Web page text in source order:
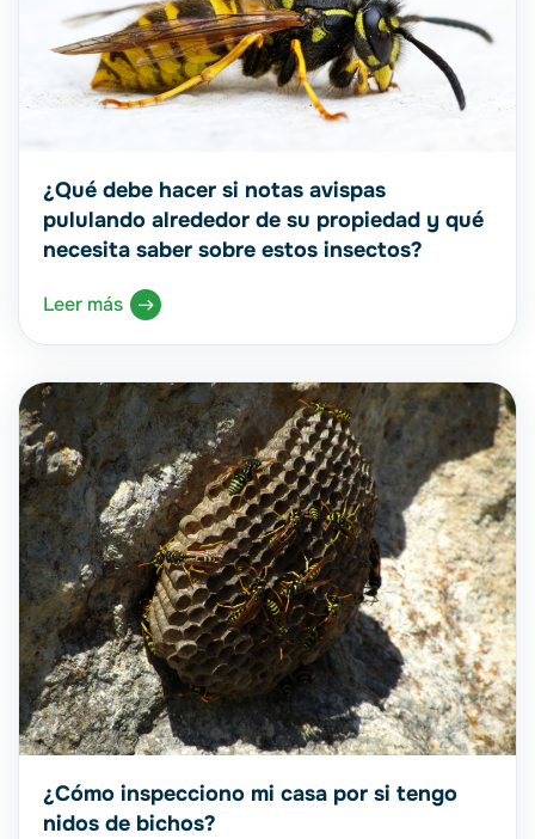
¿Qué debe hacer si notas avispas
pululando alrededor de su propiedad y qué
necesita saber sobre estos insectos?
Leer más
¿Cómo inspecciono mi casa por si tengo
nidos de bichos?